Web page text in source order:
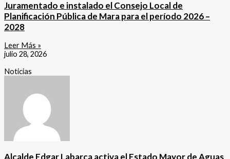
Juramentado e instalado el Consejo Local de
Planificación Pública de Mara para el período 2026 –
2028
Leer Más »
julio 28, 2026
Noticias
Alcalde Edgar Labarca activa el Estado Mayor de Aguas